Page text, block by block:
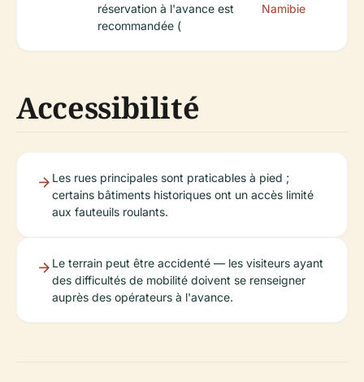
réservation à l'avance est
recommandée (
Namibie
Accessibilité
Les rues principales sont praticables à pied ;
certains bâtiments historiques ont un accès limité
aux fauteuils roulants.
Le terrain peut être accidenté — les visiteurs ayant
des difficultés de mobilité doivent se renseigner
auprès des opérateurs à l'avance.